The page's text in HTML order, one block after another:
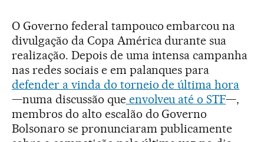
O Governo federal tampouco embarcou na
divulgação da Copa América durante sua
realização. Depois de uma intensa campanha
nas redes sociais e em palanques para
defender a vinda do torneio de última hora
—numa discussão queenvolveu até o STF—,
membros do alto escalão do Governo
Bolsonaro se pronunciaram publicamente